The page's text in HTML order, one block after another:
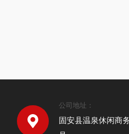
公司地址：
固安县温泉休闲商